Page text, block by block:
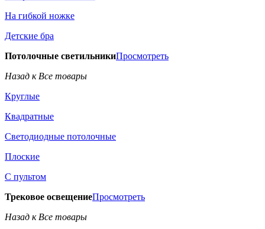
На гибкой ножке
Детские бра
Потолочные светильникиПросмотреть
Назад к Все товары
Круглые
Квадратные
Светодиодные потолочные
Плоские
С пультом
Трековое освещениеПросмотреть
Назад к Все товары